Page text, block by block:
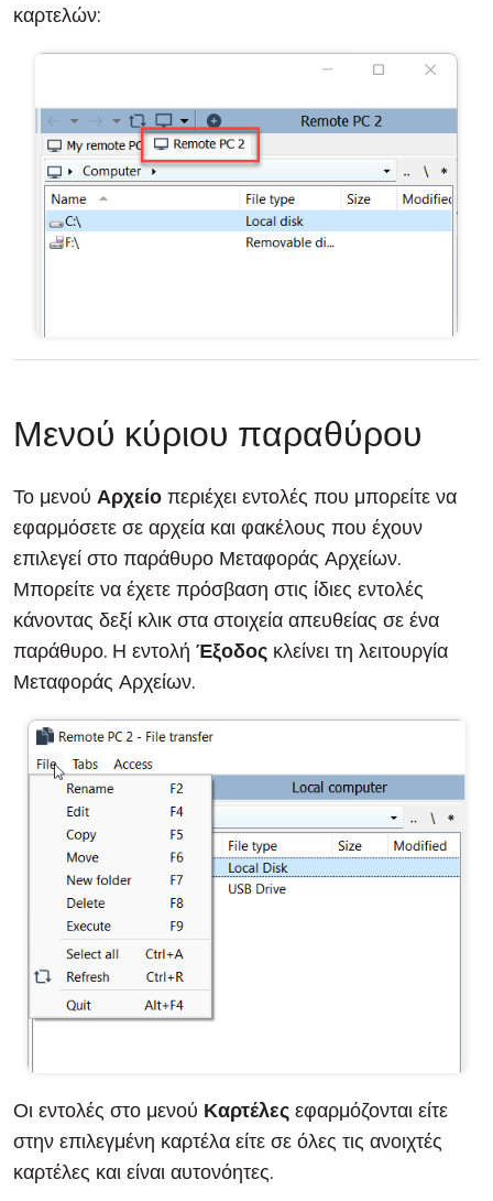
καρτελών:
Μενού κύριου παραθύρου
Το μενού Αρχείο περιέχει εντολές που μπορείτε να
εφαρμόσετε σε αρχεία και φακέλους που έχουν
επιλεγεί στο παράθυρο Μεταφοράς Αρχείων.
Μπορείτε να έχετε πρόσβαση στις ίδιες εντολές
κάνοντας δεξί κλικ στα στοιχεία απευθείας σε ένα
παράθυρο. Η εντολή Έξοδος κλείνει τη λειτουργία
Μεταφοράς Αρχείων.
Οι εντολές στο μενού Καρτέλες εφαρμόζονται είτε
στην επιλεγμένη καρτέλα είτε σε όλες τις ανοιχτές
καρτέλες και είναι αυτονόητες.